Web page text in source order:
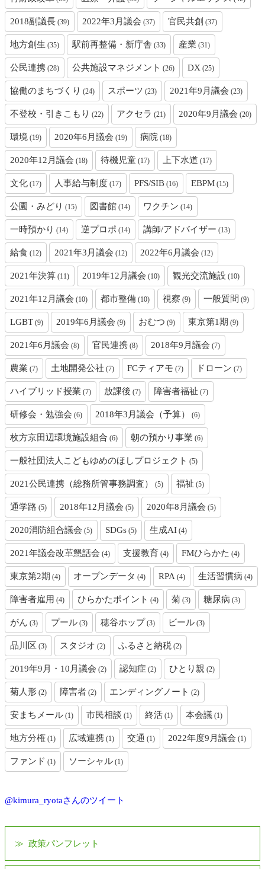
2018副議長 (39) 2022年3月議会 (37) 官民共創 (37)
地方創生 (35) 駅前再整備・新庁舎 (33) 産業 (31)
公民連携 (28) 公共施設マネジメント (26) DX (25)
協働のまちづくり (24) スポーツ (23) 2021年9月議会 (23)
不登校・引きこもり (22) アクセラ (21) 2020年9月議会 (20)
環境 (19) 2020年6月議会 (19) 病院 (18)
2020年12月議会 (18) 待機児童 (17) 上下水道 (17)
文化 (17) 人事給与制度 (17) PFS/SIB (16) EBPM (15)
公園・みどり (15) 図書館 (14) ワクチン (14)
一時預かり (14) 逆プロポ (14) 講師/アドバイザー (13)
給食 (12) 2021年3月議会 (12) 2022年6月議会 (12)
2021年決算 (11) 2019年12月議会 (10) 観光交流施設 (10)
2021年12月議会 (10) 都市整備 (10) 視察 (9) 一般質問 (9)
LGBT (9) 2019年6月議会 (9) おむつ (9) 東京第1期 (9)
2021年6月議会 (8) 官民連携 (8) 2018年9月議会 (7)
農業 (7) 土地開発公社 (7) FCティアモ (7) ドローン (7)
ハイブリッド授業 (7) 放課後 (7) 障害者福祉 (7)
研修会・勉強会 (6) 2018年3月議会（予算） (6)
枚方京田辺環境施設組合 (6) 朝の預かり事業 (6)
一般社団法人こどもゆめのほしプロジェクト (5)
2021公民連携（総務所管事務調査） (5) 福祉 (5)
通学路 (5) 2018年12月議会 (5) 2020年8月議会 (5)
2020消防組合議会 (5) SDGs (5) 生成AI (4)
2021年議会改革懇話会 (4) 支援教育 (4) FMひらかた (4)
東京第2期 (4) オープンデータ (4) RPA (4) 生活習慣病 (4)
障害者雇用 (4) ひらかたポイント (4) 菊 (3) 糖尿病 (3)
がん (3) プール (3) 穂谷ホップ (3) ビール (3)
品川区 (3) スタジオ (2) ふるさと納税 (2)
2019年9月・10月議会 (2) 認知症 (2) ひとり親 (2)
菊人形 (2) 障害者 (2) エンディングノート (2)
安まちメール (1) 市民相談 (1) 終活 (1) 本会議 (1)
地方分権 (1) 広域連携 (1) 交通 (1) 2022年度9月議会 (1)
ファンド (1) ソーシャル (1)
@kimura_ryotaさんのツイート
政策パンフレット